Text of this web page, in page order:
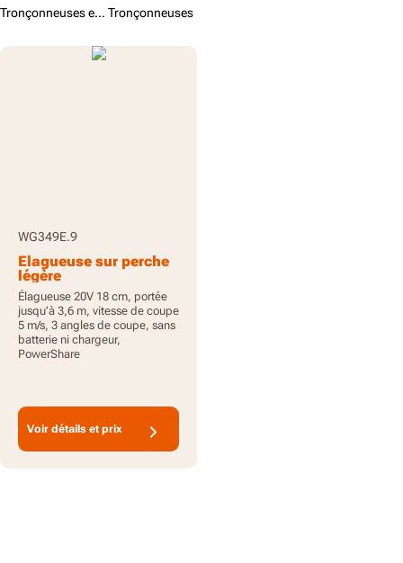
Tronçonneuses et élagueuses / Tronçonneuses
WG349E.9
Élagueuse sur perche
légère
Élagueuse 20V 18 cm, portée
jusqu’à 3,6 m, vitesse de coupe
5 m/s, 3 angles de coupe, sans
batterie ni chargeur,
PowerShare
Voir détails et prix